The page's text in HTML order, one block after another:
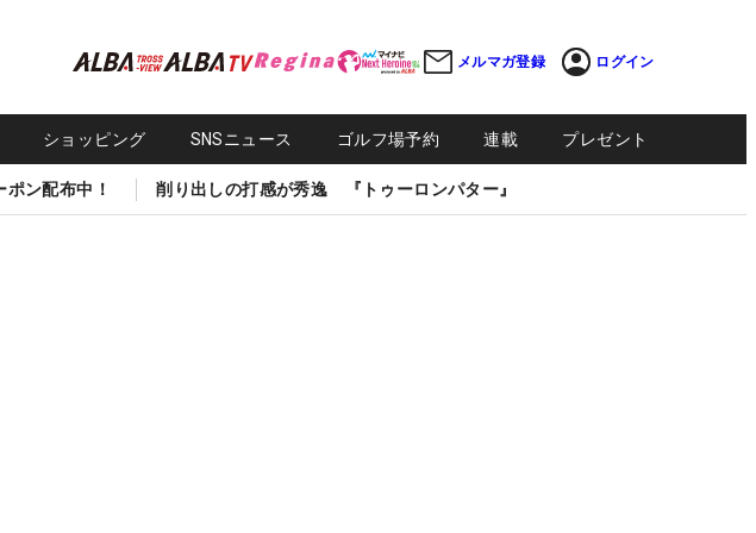
メルマガ登録 ログイン
ショッピング SNSニュース ゴルフ場予約 連載 プレゼント
ン配布中！ 削り出しの打感が秀逸 『トゥーロンパター』